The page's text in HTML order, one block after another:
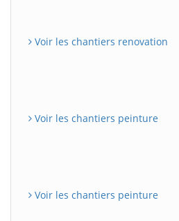
Voir les chantiers renovation
Voir les chantiers peinture
Voir les chantiers peinture